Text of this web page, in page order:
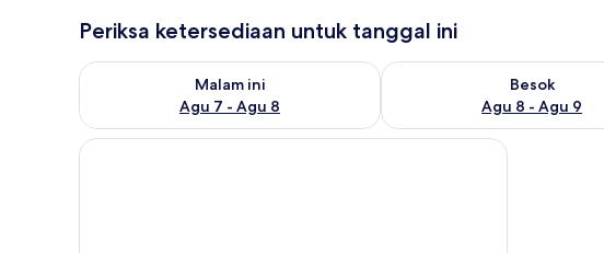
Periksa ketersediaan untuk tanggal ini
Malam ini
Agu 7 - Agu 8
Periksa ketersediaan untuk malam ini Agu 7 - Agu 8
Besok
Agu 8 - Agu 9
Periksa ketersediaan untuk